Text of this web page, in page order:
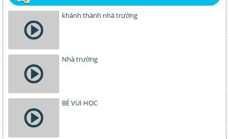
khánh thành nhà trường
Nhà trường
BÉ VUI HỌC